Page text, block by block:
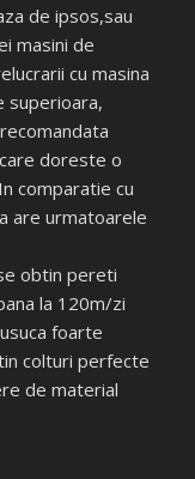
de ipsos,sau
masini de
cu masina
superioara,
doreste o
comparatie cu
are urmatoarele
obtin pereti
la 120m/zi
foarte
colturi perfecte
de material